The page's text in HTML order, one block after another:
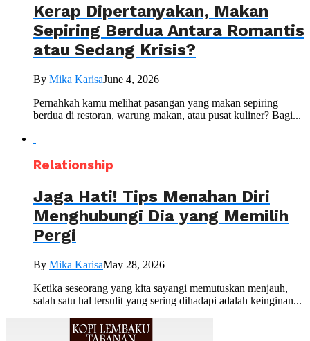
Kerap Dipertanyakan, Makan
Sepiring Berdua Antara Romantis
atau Sedang Krisis?
By Mika KarisaJune 4, 2026
Pernahkah kamu melihat pasangan yang makan sepiring
berdua di restoran, warung makan, atau pusat kuliner? Bagi...
Relationship
Jaga Hati! Tips Menahan Diri
Menghubungi Dia yang Memilih
Pergi
By Mika KarisaMay 28, 2026
Ketika seseorang yang kita sayangi memutuskan menjauh,
salah satu hal tersulit yang sering dihadapi adalah keinginan...